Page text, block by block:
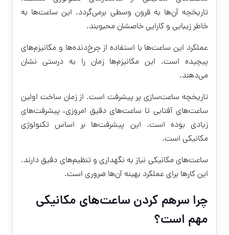
تاریخچه آن‌ها به قرون وسطی برمی‌گردد. این ساعت‌ها به
خاطر زیبایی و کارایی خاصشان محبوبند.
عملکرد این ساعت‌ها با استفاده از چرخ‌دنده‌ها و مکانیزم‌های
پیچیده است. این مکانیزم‌ها زمان را به درستی نشان
می‌دهند.
تاریخچه ساعت‌سازی پر پیشرفت است. از زمان ساخت اولین
ساعت‌های آفتابی تا ساعت‌های دقیق امروزی، پیشرفت‌های
زیادی بوده است. این پیشرفت‌ها بر اساس تکنولوژی
مکانیکی است.
ساعت‌های مکانیکی نیاز به نگهداری و تنظیم‌های دقیق دارند.
این کارها برای عملکرد بهینه آن‌ها ضروری است.
چرا سرهم کردن ساعت‌های مکانیکی
مهم است؟